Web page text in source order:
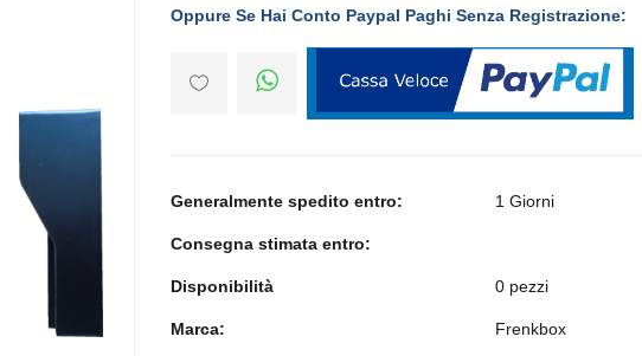
Oppure Se Hai Conto Paypal Paghi Senza Registrazione:
Generalmente spedito entro: 1 Giorni
Consegna stimata entro:
Disponibilità 0 pezzi
Marca: Frenkbox